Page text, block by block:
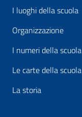
I luoghi della scuola
Organizzazione
I numeri della scuola
Le carte della scuola
La storia